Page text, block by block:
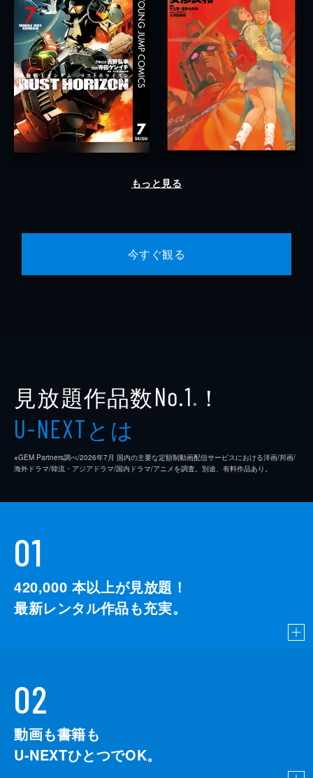
もっと見る
今すぐ観る
見放題作品数No.1 ※ ！
U-NEXTとは
※GEM Partners調べ/2026年7⽉ 国内の主要な定額制動画配信サービスにおける洋画/邦画/
海外ドラマ/韓流・アジアドラマ/国内ドラマ/アニメを調査。別途、有料作品あり。
01
420,000 本以上が見放題！
最新レンタル作品も充実。
02
動画も書籍も
U-NEXTひとつでOK。